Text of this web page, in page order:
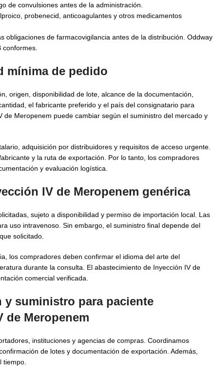
de convulsiones antes de la administración.
probenecid, anticoagulantes y otros medicamentos
de farmacovigilancia antes de la distribución. Oddway
mínima de pedido
origen, disponibilidad de lote, alcance de la documentación,
el fabricante preferido y el país del consignatario para
Meropenem puede cambiar según el suministro del mercado y
adquisición por distribuidores y requisitos de acceso urgente.
y la ruta de exportación. Por lo tanto, los compradores
y evaluación logística.
IV de Meropenem genérica
sujeto a disponibilidad y permiso de importación local. Las
uso intravenoso. Sin embargo, el suministro final depende del
solicitado.
los compradores deben confirmar el idioma del arte del
durante la consulta. El abastecimiento de Inyección IV de
comercial verificada.
y suministro para paciente
de Meropenem
instituciones y agencias de compras. Coordinamos
de lotes y documentación de exportación. Además,
tiempo.